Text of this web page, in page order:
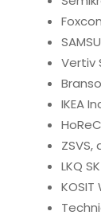
Vertiv
IKEA
ZSVS,
LKQ
KOSIT